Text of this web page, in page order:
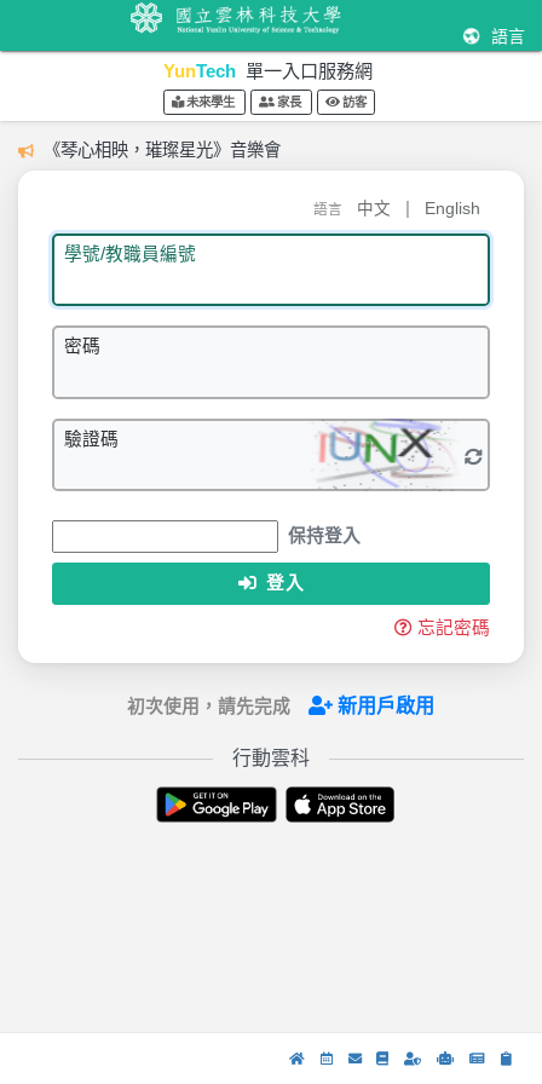
語言
YunTech 單一入口服務網
未來學生 家長 訪客
《琴心相映，璀璨星光》音樂會
語言 中文 English
學號/教職員編號
密碼
驗證碼
保持登入
登入
忘記密碼
初次使用，請先完成 新用戶啟用
行動雲科